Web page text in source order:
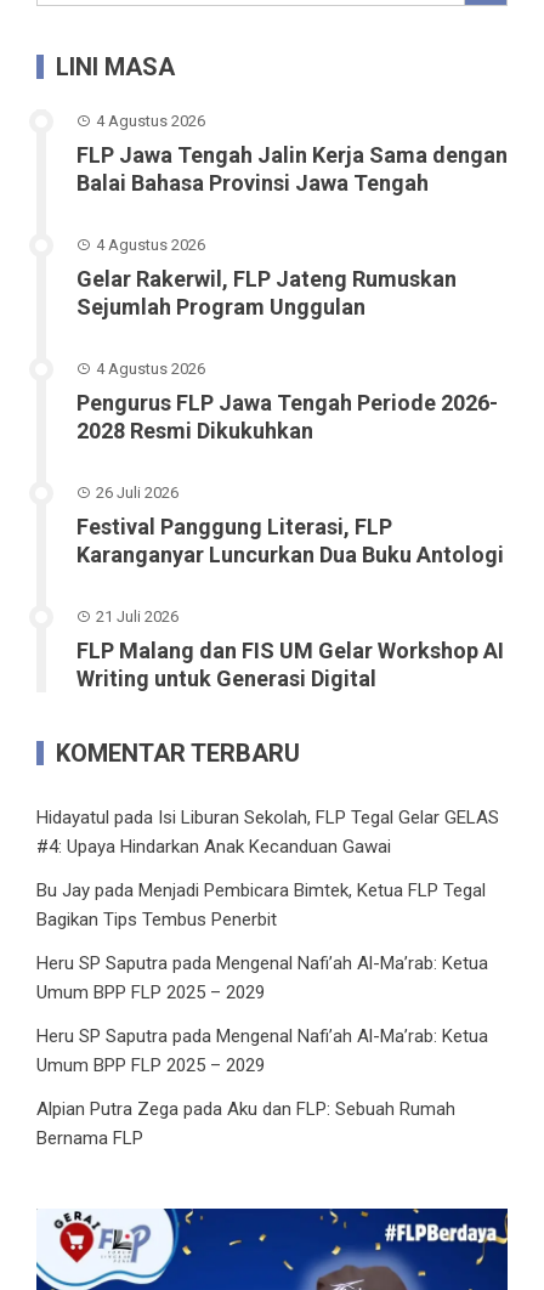
LINI MASA
4 Agustus 2026
FLP Jawa Tengah Jalin Kerja Sama dengan
Balai Bahasa Provinsi Jawa Tengah
4 Agustus 2026
Gelar Rakerwil, FLP Jateng Rumuskan
Sejumlah Program Unggulan
4 Agustus 2026
Pengurus FLP Jawa Tengah Periode 2026-
2028 Resmi Dikukuhkan
26 Juli 2026
Festival Panggung Literasi, FLP
Karanganyar Luncurkan Dua Buku Antologi
21 Juli 2026
FLP Malang dan FIS UM Gelar Workshop AI
Writing untuk Generasi Digital
KOMENTAR TERBARU
Hidayatul pada Isi Liburan Sekolah, FLP Tegal Gelar GELAS
#4: Upaya Hindarkan Anak Kecanduan Gawai
Bu Jay pada Menjadi Pembicara Bimtek, Ketua FLP Tegal
Bagikan Tips Tembus Penerbit
Heru SP Saputra pada Mengenal Nafi’ah Al-Ma’rab: Ketua
Umum BPP FLP 2025 – 2029
Heru SP Saputra pada Mengenal Nafi’ah Al-Ma’rab: Ketua
Umum BPP FLP 2025 – 2029
Alpian Putra Zega pada Aku dan FLP: Sebuah Rumah
Bernama FLP